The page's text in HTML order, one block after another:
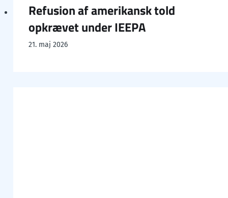
Refusion af amerikansk told
opkrævet under IEEPA
21. maj 2026